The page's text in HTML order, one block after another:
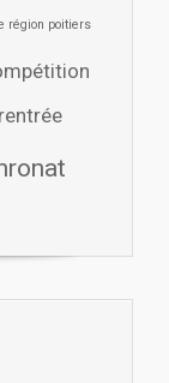
région poitiers
rentrée